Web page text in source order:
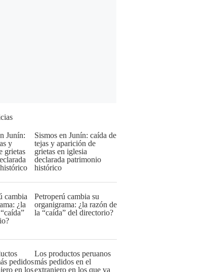
Sismos en Junín: caída de
tejas y aparición de
grietas en iglesia
declarada patrimonio
histórico
Petroperú cambia su
organigrama: ¿la razón de
la “caída” del directorio?
Los productos peruanos
más pedidos en el
extranjero en los que va